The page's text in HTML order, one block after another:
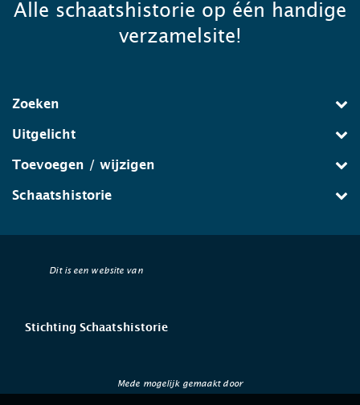
Alle schaatshistorie op één handige
verzamelsite!
Zoeken
Uitgelicht
Toevoegen / wijzigen
Schaatshistorie
Dit is een website van
Stichting Schaatshistorie
Mede mogelijk gemaakt door